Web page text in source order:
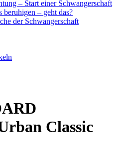
– Start einer Schwangerschaft
beruhigen – geht das?
der Schwangerschaft
Classic